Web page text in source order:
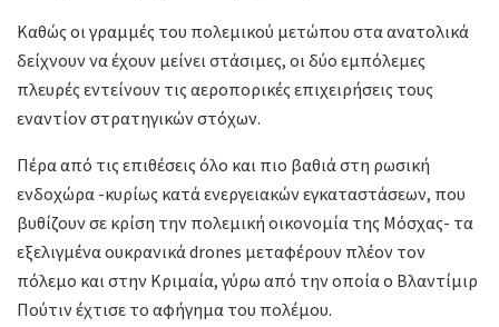
Καθώς οι γραμμές του πολεμικού μετώπου στα ανατολικά
δείχνουν να έχουν μείνει στάσιμες, οι δύο εμπόλεμες
πλευρές εντείνουν τις αεροπορικές επιχειρήσεις τους
εναντίον στρατηγικών στόχων.
Πέρα από τις επιθέσεις όλο και πιο βαθιά στη ρωσική
ενδοχώρα -κυρίως κατά ενεργειακών εγκαταστάσεων, που
βυθίζουν σε κρίση την πολεμική οικονομία της Μόσχας- τα
εξελιγμένα ουκρανικά drones μεταφέρουν πλέον τον
πόλεμο και στην Κριμαία, γύρω από την οποία ο Βλαντίμιρ
Πούτιν έχτισε το αφήγημα του πολέμου.